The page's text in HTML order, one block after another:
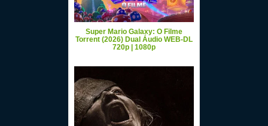
Super Mario Galaxy: O Filme
Torrent (2026) Dual Áudio WEB-DL
720p | 1080p